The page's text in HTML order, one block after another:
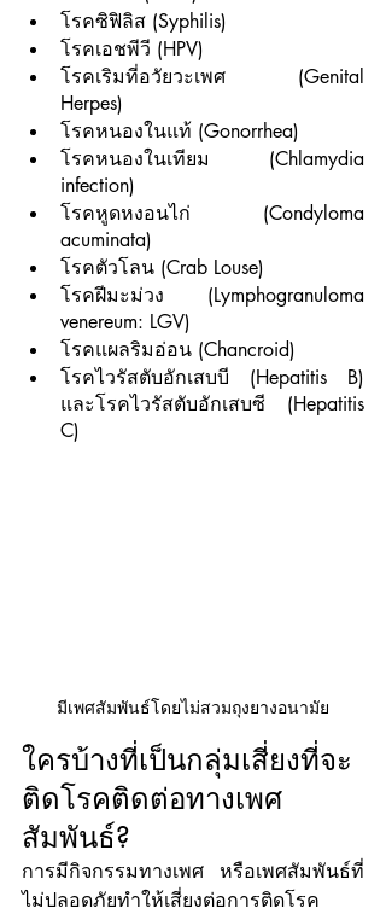
โรคซิฟิลิส (Syphilis)
โรคเอชพีวี (HPV)
โรคเริมที่อวัยวะเพศ (Genital
Herpes)
โรคหนองในแท้ (Gonorrhea)
โรคหนองในเทียม (Chlamydia
infection)
โรคหูดหงอนไก่ (Condyloma
acuminata)
โรคตัวโลน (Crab Louse)
โรคฝีมะม่วง (Lymphogranuloma
venereum: LGV)
โรคแผลริมอ่อน (Chancroid)
โรคไวรัสตับอักเสบบี (Hepatitis B)
และโรคไวรัสตับอักเสบซี (Hepatitis
C)
มีเพศสัมพันธ์โดยไม่สวมถุงยางอนามัย
ใครบ้างที่เป็นกลุ่มเสี่ยงที่จะ
ติดโรคติดต่อทางเพศ
สัมพันธ์?
การมีกิจกรรมทางเพศ หรือเพศสัมพันธ์ที่
ไม่ปลอดภัยทำให้เสี่ยงต่อการติดโรค